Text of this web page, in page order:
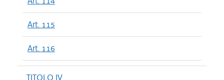
Art. 115
Art. 116
TITOLO IV